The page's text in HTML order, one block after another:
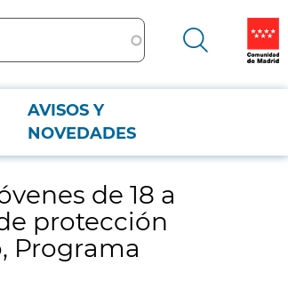
AVISOS Y
NOVEDADES
de la Comunidad de Madrid, financiado por el
de 18 a
protección
Programa